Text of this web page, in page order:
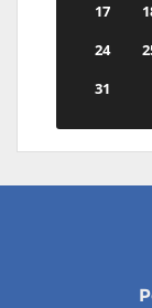
17
24
31